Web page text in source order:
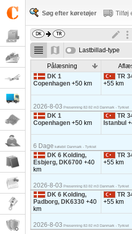
Søg efter køretøjer Tilføj
Lastbillad-type
Pålæsning
DK 1
Copenhagen+50 km
TR
+55 km
2026-8-03 Presenning 82-92 m3 Danmark - Tyrkiet
DK 1
Copenhagen+50 km
TR
Istanbul
6 Dage kølebil Danmark - Tyrkiet
DK 6 Kolding,
Esbjerg, DK6700+40
km
TR
+55 km
2026-8-03 Presenning 82-92 m3 Danmark - Tyrkiet
DK 6 Kolding,
Padborg, DK6330+40
km
TR
+55 km
2026-8-03 Presenning 82-92 m3 Danmark - Tyrkiet